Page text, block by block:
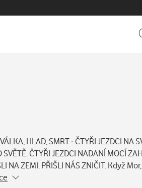
HLAD, SMRT - ČTYŘI JEZDCI NA
SVĚTĚ. ČTYŘI JEZDCI NADANÍ MOCÍ
NA ZEMI. PŘIŠLI NÁS ZNIČIT. Když